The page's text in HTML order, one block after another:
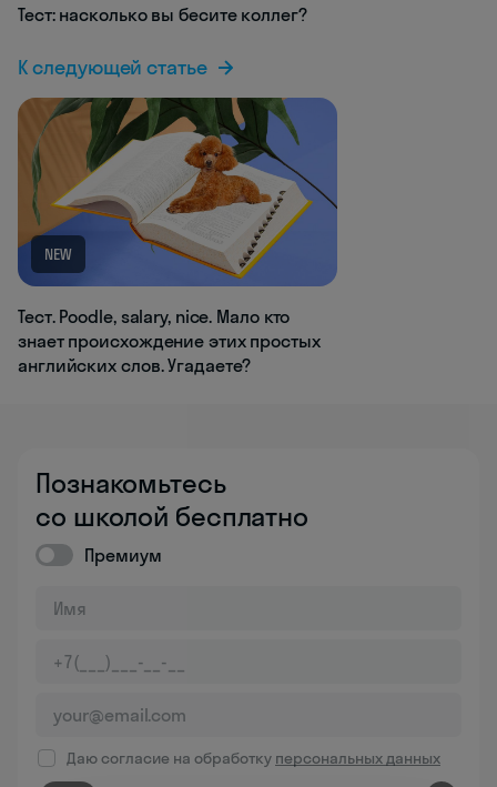
Тест: насколько вы бесите коллег?
К следующей статье
NEW
Тест. Poodle, salary, nice. Мало кто
знает происхождение этих простых
английских слов. Угадаете?
Познакомьтесь
со школой бесплатно
Премиум
Даю согласие на обработку персональных данных